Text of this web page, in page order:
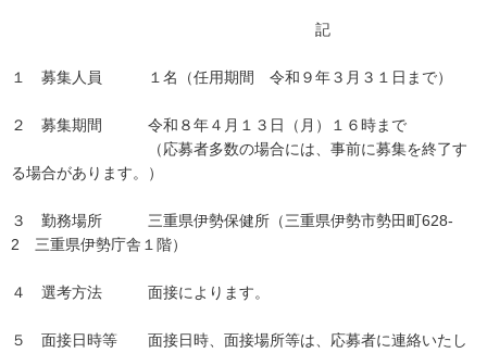
記
１ 募集人員 １名（任用期間 令和９年３月３１日まで）
２ 募集期間 令和８年４月１３日（月）１６時まで
（応募者多数の場合には、事前に募集を終了す
る場合があります。）
３ 勤務場所 三重県伊勢保健所（三重県伊勢市勢田町628-
2 三重県伊勢庁舎１階）
４ 選考方法 面接によります。
５ 面接日時等 面接日時、面接場所等は、応募者に連絡いたし